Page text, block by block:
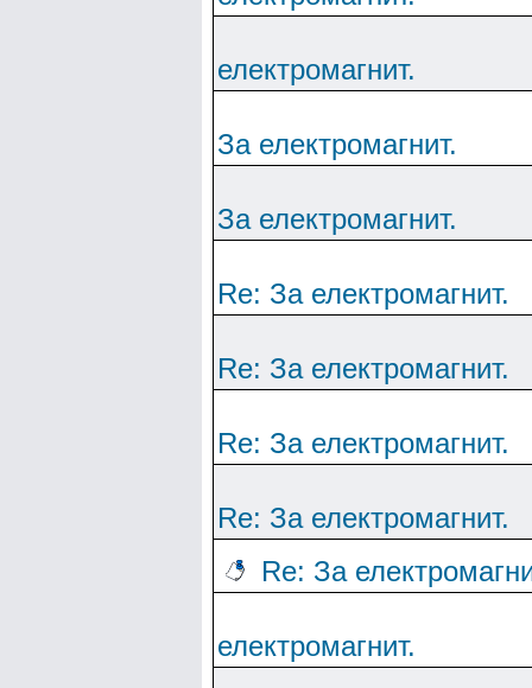
електромагнит.
За електромагнит.
За електромагнит.
Re: За електромагнит.
Re: За електромагнит.
Re: За електромагнит.
Re: За електромагнит.
Re: За
електромагнит.